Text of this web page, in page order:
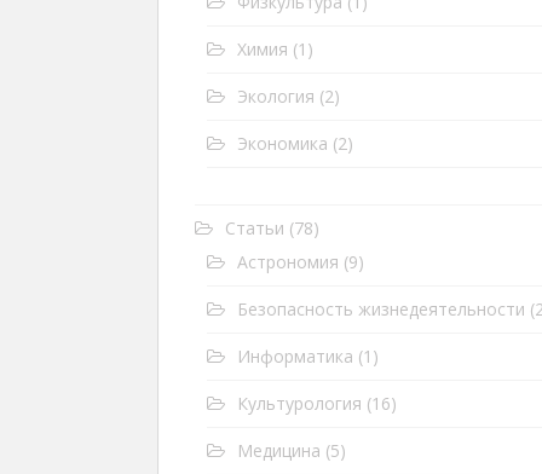
Химия (1)
Экология (2)
Экономика (2)
Статьи (78)
Астрономия (9)
Безопасность жизнедеятельности
Информатика (1)
Культурология (16)
Медицина (5)